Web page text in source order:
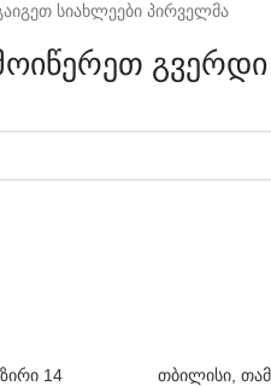
სიახლეები პირველმა
გვერდი
14 თბილისი,